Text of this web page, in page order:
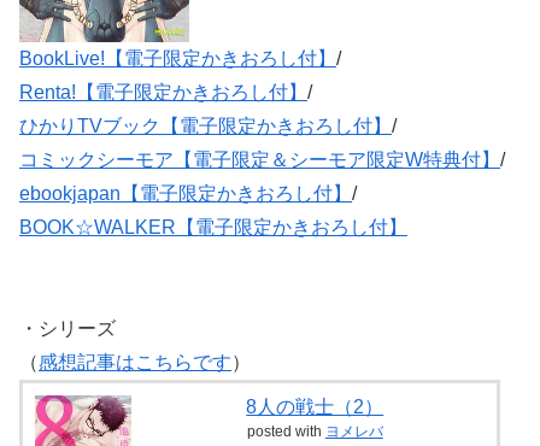
BookLive!【電子限定かきおろし付】 /
Renta!【電子限定かきおろし付】 /
ひかりTVブック【電子限定かきおろし付】 /
コミックシーモア【電子限定＆シーモア限定W特典付】 /
ebookjapan【電子限定かきおろし付】 /
BOOK☆WALKER【電子限定かきおろし付】
・シリーズ
（感想記事はこちらです）
8人の戦士（2）
posted with ヨメレバ